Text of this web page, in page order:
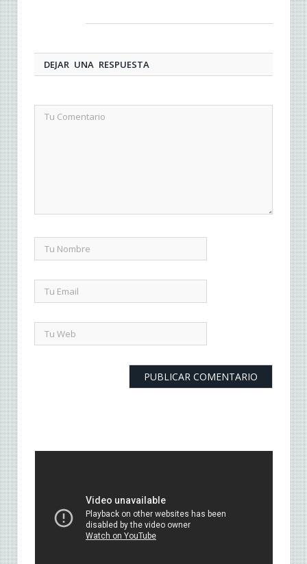
DEJAR UNA RESPUESTA